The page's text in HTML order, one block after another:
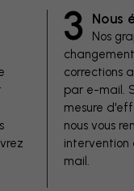
3 Nous
Nos
corrections
par e-mail.
mesure
nous vous
intervention
mail.